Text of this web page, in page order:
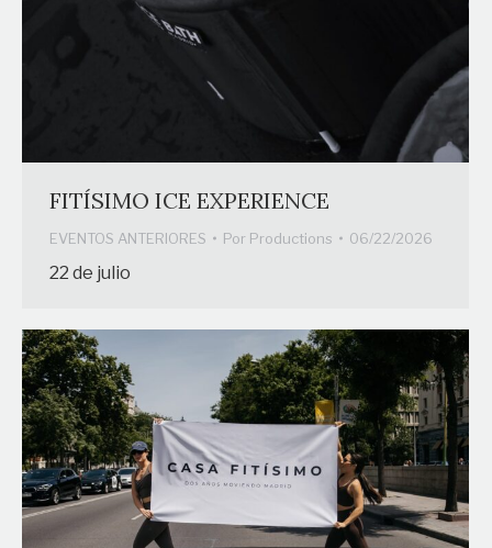
FITÍSIMO ICE EXPERIENCE
EVENTOS ANTERIORES Por Productions 06/22/2026
22 de julio